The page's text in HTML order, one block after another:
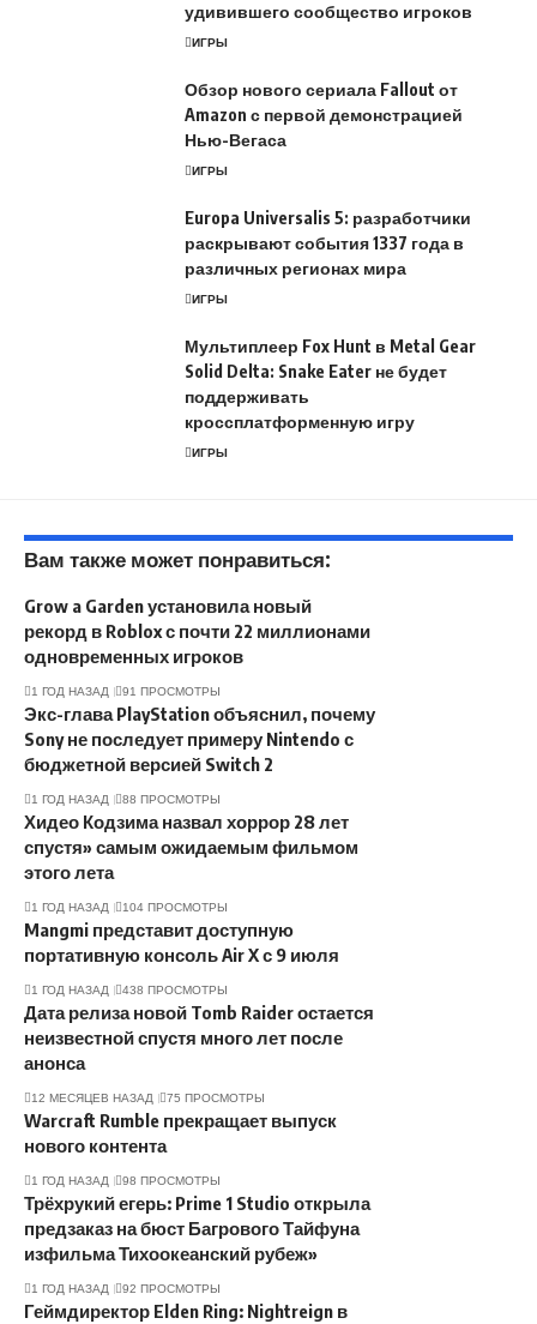
удивившего сообщество игроков
ИГРЫ
Обзор нового сериала Fallout от
Amazon с первой демонстрацией
Нью-Вегаса
ИГРЫ
Europa Universalis 5: разработчики
раскрывают события 1337 года в
различных регионах мира
ИГРЫ
Мультиплеер Fox Hunt в Metal Gear
Solid Delta: Snake Eater не будет
поддерживать
кроссплатформенную игру
ИГРЫ
Вам также может понравиться:
Grow a Garden установила новый
рекорд в Roblox с почти 22 миллионами
одновременных игроков
1 ГОД НАЗАД 91 ПРОСМОТРЫ
Экс-глава PlayStation объяснил, почему
Sony не последует примеру Nintendo с
бюджетной версией Switch 2
1 ГОД НАЗАД 88 ПРОСМОТРЫ
Хидео Кодзима назвал хоррор 28 лет
спустя» самым ожидаемым фильмом
этого лета
1 ГОД НАЗАД 104 ПРОСМОТРЫ
Mangmi представит доступную
портативную консоль Air X с 9 июля
1 ГОД НАЗАД 438 ПРОСМОТРЫ
Дата релиза новой Tomb Raider остается
неизвестной спустя много лет после
анонса
12 МЕСЯЦЕВ НАЗАД 75 ПРОСМОТРЫ
Warcraft Rumble прекращает выпуск
нового контента
1 ГОД НАЗАД 98 ПРОСМОТРЫ
Трёхрукий егерь: Prime 1 Studio открыла
предзаказ на бюст Багрового Тайфуна
изфильма Тихоокеанский рубеж»
1 ГОД НАЗАД 92 ПРОСМОТРЫ
Геймдиректор Elden Ring: Nightreign в